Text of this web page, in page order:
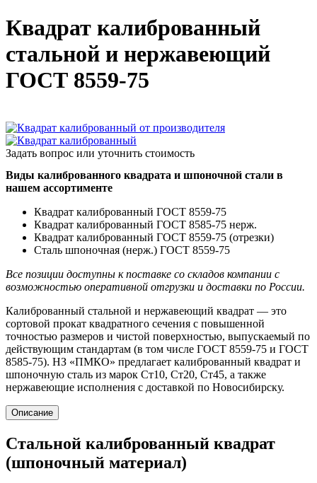
Квадрат калиброванный
стальной и нержавеющий
ГОСТ 8559‑75
Задать вопрос или уточнить стоимость
Виды калиброванного квадрата и шпоночной стали в
нашем ассортименте
Квадрат калиброванный ГОСТ 8559-75
Квадрат калиброванный ГОСТ 8585-75 нерж.
Квадрат калиброванный ГОСТ 8559-75 (отрезки)
Сталь шпоночная (нерж.) ГОСТ 8559-75
Все позиции доступны к поставке со складов компании с
возможностью оперативной отгрузки и доставки по России.
Калиброванный стальной и нержавеющий квадрат — это
сортовой прокат квадратного сечения с повышенной
точностью размеров и чистой поверхностью, выпускаемый по
действующим стандартам (в том числе ГОСТ 8559‑75 и ГОСТ
8585‑75). НЗ «ПМКО» предлагает калиброванный квадрат и
шпоночную сталь из марок Ст10, Ст20, Ст45, а также
нержавеющие исполнения с доставкой по Новосибирску.
Описание
Стальной калиброванный квадрат
(шпоночный материал)